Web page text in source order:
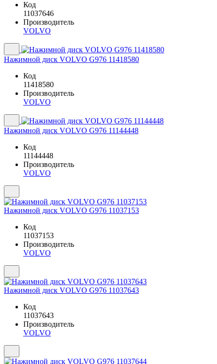
Код
11037646
Производитель
VOLVO
Нажимной диск VOLVO G976 11418580
Код
11418580
Производитель
VOLVO
Нажимной диск VOLVO G976 11144448
Код
11144448
Производитель
VOLVO
Нажимной диск VOLVO G976 11037153
Код
11037153
Производитель
VOLVO
Нажимной диск VOLVO G976 11037643
Код
11037643
Производитель
VOLVO